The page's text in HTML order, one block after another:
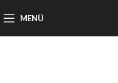
MENÜ